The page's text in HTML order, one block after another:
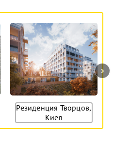
Резиденция Творцов,
Киев
›